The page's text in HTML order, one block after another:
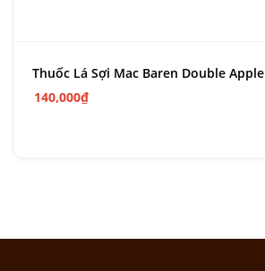
Thuốc Lá Sợi Mac Baren Double Apple
140,000₫